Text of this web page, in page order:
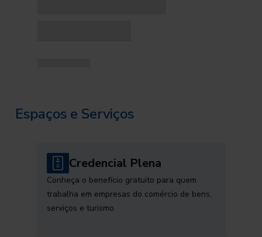
Espaços e Serviços
Credencial Plena
Conheça o benefício gratuito para quem
trabalha em empresas do comércio de bens,
serviços e turismo